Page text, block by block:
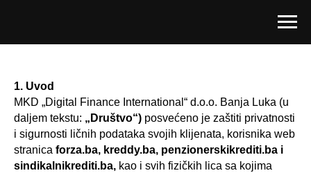
1. Uvod
MKD „Digital Finance International“ d.o.o. Banja Luka (u
daljem tekstu: „Društvo“) posvećeno je zaštiti privatnosti
i sigurnosti ličnih podataka svojih klijenata, korisnika web
stranica forza.ba, kreddy.ba, penzionerskikrediti.ba i
sindikalnikrediti.ba, kao i svih fizičkih lica sa kojima